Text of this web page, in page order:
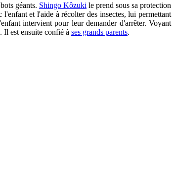
géants. Shingo Kôzuki le prend sous sa protection
et l'aide à récolter des insectes, lui permettant
intervient pour leur demander d'arrêter. Voyant
Il est ensuite confié à ses grands parents.